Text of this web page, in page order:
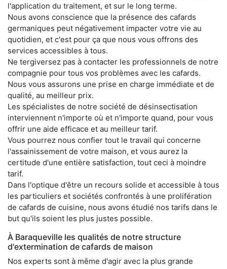
l'application du traitement, et sur le long terme.
Nous avons conscience que la présence des cafards
germaniques peut négativement impacter votre vie au
quotidien, et c'est pour ça que nous vous offrons des
services accessibles à tous.
Ne tergiversez pas à contacter les professionnels de notre
compagnie pour tous vos problèmes avec les cafards.
Nous vous assurons une prise en charge immédiate et de
qualité, au meilleur prix.
Les spécialistes de notre société de désinsectisation
interviennent n'importe où et n'importe quand, pour vous
offrir une aide efficace et au meilleur tarif.
Vous pourrez nous confier tout le travail qui concerne
l'assainissement de votre maison, et vous aurez la
certitude d'une entière satisfaction, tout ceci à moindre
tarif.
Dans l'optique d'être un recours solide et accessible à tous
les particuliers et sociétés confrontés à une prolifération
de cafards de cuisine, nous avons étudié nos tarifs dans le
but qu'ils soient les plus justes possible.
À Baraqueville les qualités de notre structure
d'extermination de cafards de maison
Nos experts sont à même d'agir avec la plus grande